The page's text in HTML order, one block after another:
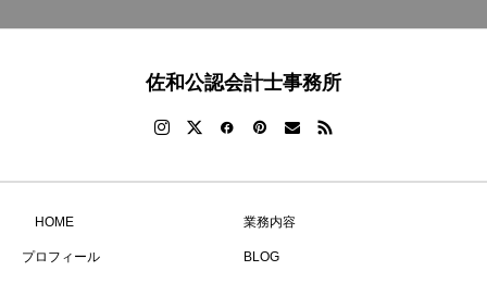
佐和公認会計士事務所
HOME 業務内容
プロフィール BLOG